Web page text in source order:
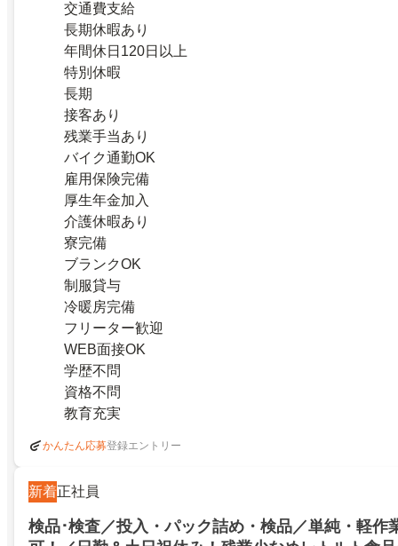
交通費支給
長期休暇あり
年間休日120日以上
特別休暇
長期
接客あり
残業手当あり
バイク通勤OK
雇用保険完備
厚生年金加入
介護休暇あり
寮完備
ブランクOK
制服貸与
冷暖房完備
フリーター歓迎
WEB面接OK
学歴不問
資格不問
教育充実
かんたん応募登録エントリー
新着正社員
検品･検査／投入・パック詰め・検品／単純・軽作